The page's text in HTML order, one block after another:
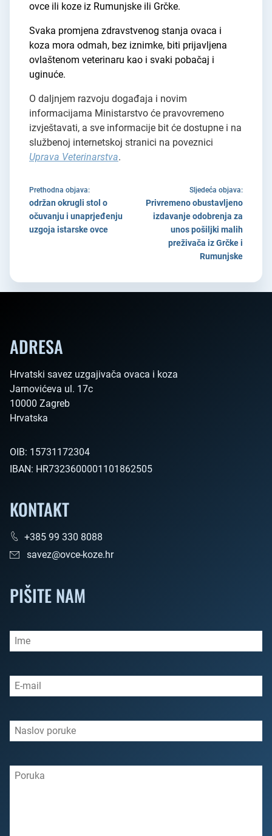
ovce ili koze iz Rumunjske ili Grčke.
Svaka promjena zdravstvenog stanja ovaca i
koza mora odmah, bez iznimke, biti prijavljena
ovlaštenom veterinaru kao i svaki pobačaj i
uginuće.
O daljnjem razvoju događaja i novim
informacijama Ministarstvo će pravovremeno
izvještavati, a sve informacije bit će dostupne i na
službenoj internetskoj stranici na poveznici
Uprava Veterinarstva.
Prethodna objava:
održan okrugli stol o
očuvanju i unaprjeđenju
uzgoja istarske ovce
Sljedeća objava:
Privremeno obustavljeno
izdavanje odobrenja za
unos pošiljki malih
preživača iz Grčke i
Rumunjske
ADRESA
Hrvatski savez uzgajivača ovaca i koza
Jarnovićeva ul. 17c
10000 Zagreb
Hrvatska
OIB: 15731172304
IBAN: HR7323600001101862505
KONTAKT
+385 99 330 8088
savez@ovce-koze.hr
PIŠITE NAM